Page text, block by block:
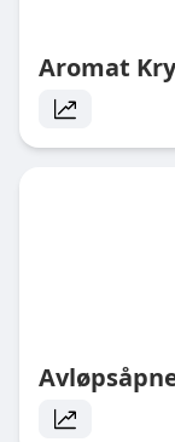
Aromat